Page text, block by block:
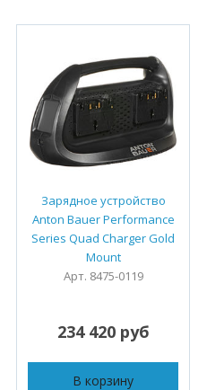
Зарядное устройство
Anton Bauer Performance
Series Quad Charger Gold
Mount
Арт. 8475-0119
234 420 руб
В корзину